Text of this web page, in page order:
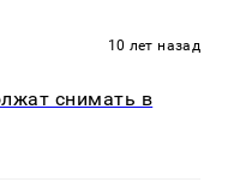
10 лет назад
снимать в